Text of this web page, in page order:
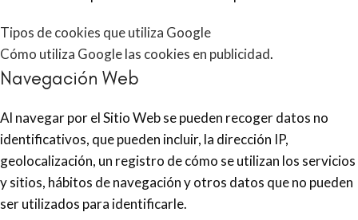
Tipos de cookies que utiliza Google
Cómo utiliza Google las cookies en publicidad.
Navegación Web
Al navegar por el Sitio Web se pueden recoger datos no
identificativos, que pueden incluir, la dirección IP,
geolocalización, un registro de cómo se utilizan los servicios
y sitios, hábitos de navegación y otros datos que no pueden
ser utilizados para identificarle.